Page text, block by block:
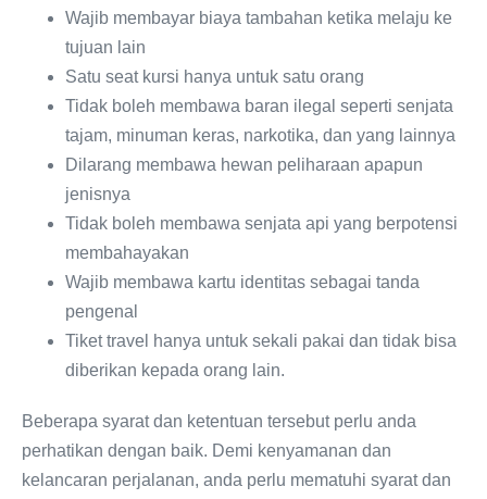
Wajib membayar biaya tambahan ketika melaju ke
tujuan lain
Satu seat kursi hanya untuk satu orang
Tidak boleh membawa baran ilegal seperti senjata
tajam, minuman keras, narkotika, dan yang lainnya
Dilarang membawa hewan peliharaan apapun
jenisnya
Tidak boleh membawa senjata api yang berpotensi
membahayakan
Wajib membawa kartu identitas sebagai tanda
pengenal
Tiket travel hanya untuk sekali pakai dan tidak bisa
diberikan kepada orang lain.
Beberapa syarat dan ketentuan tersebut perlu anda
perhatikan dengan baik. Demi kenyamanan dan
kelancaran perjalanan, anda perlu mematuhi syarat dan